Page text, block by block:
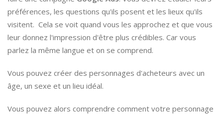
préférences, les questions qu'ils posent et les lieux qu'ils
visitent. Cela se voit quand vous les approchez et que vous
leur donnez l'impression d'être plus crédibles. Car vous
parlez la même langue et on se comprend.
Vous pouvez créer des personnages d'acheteurs avec un
âge, un sexe et un lieu idéal.
Vous pouvez alors comprendre comment votre personnage